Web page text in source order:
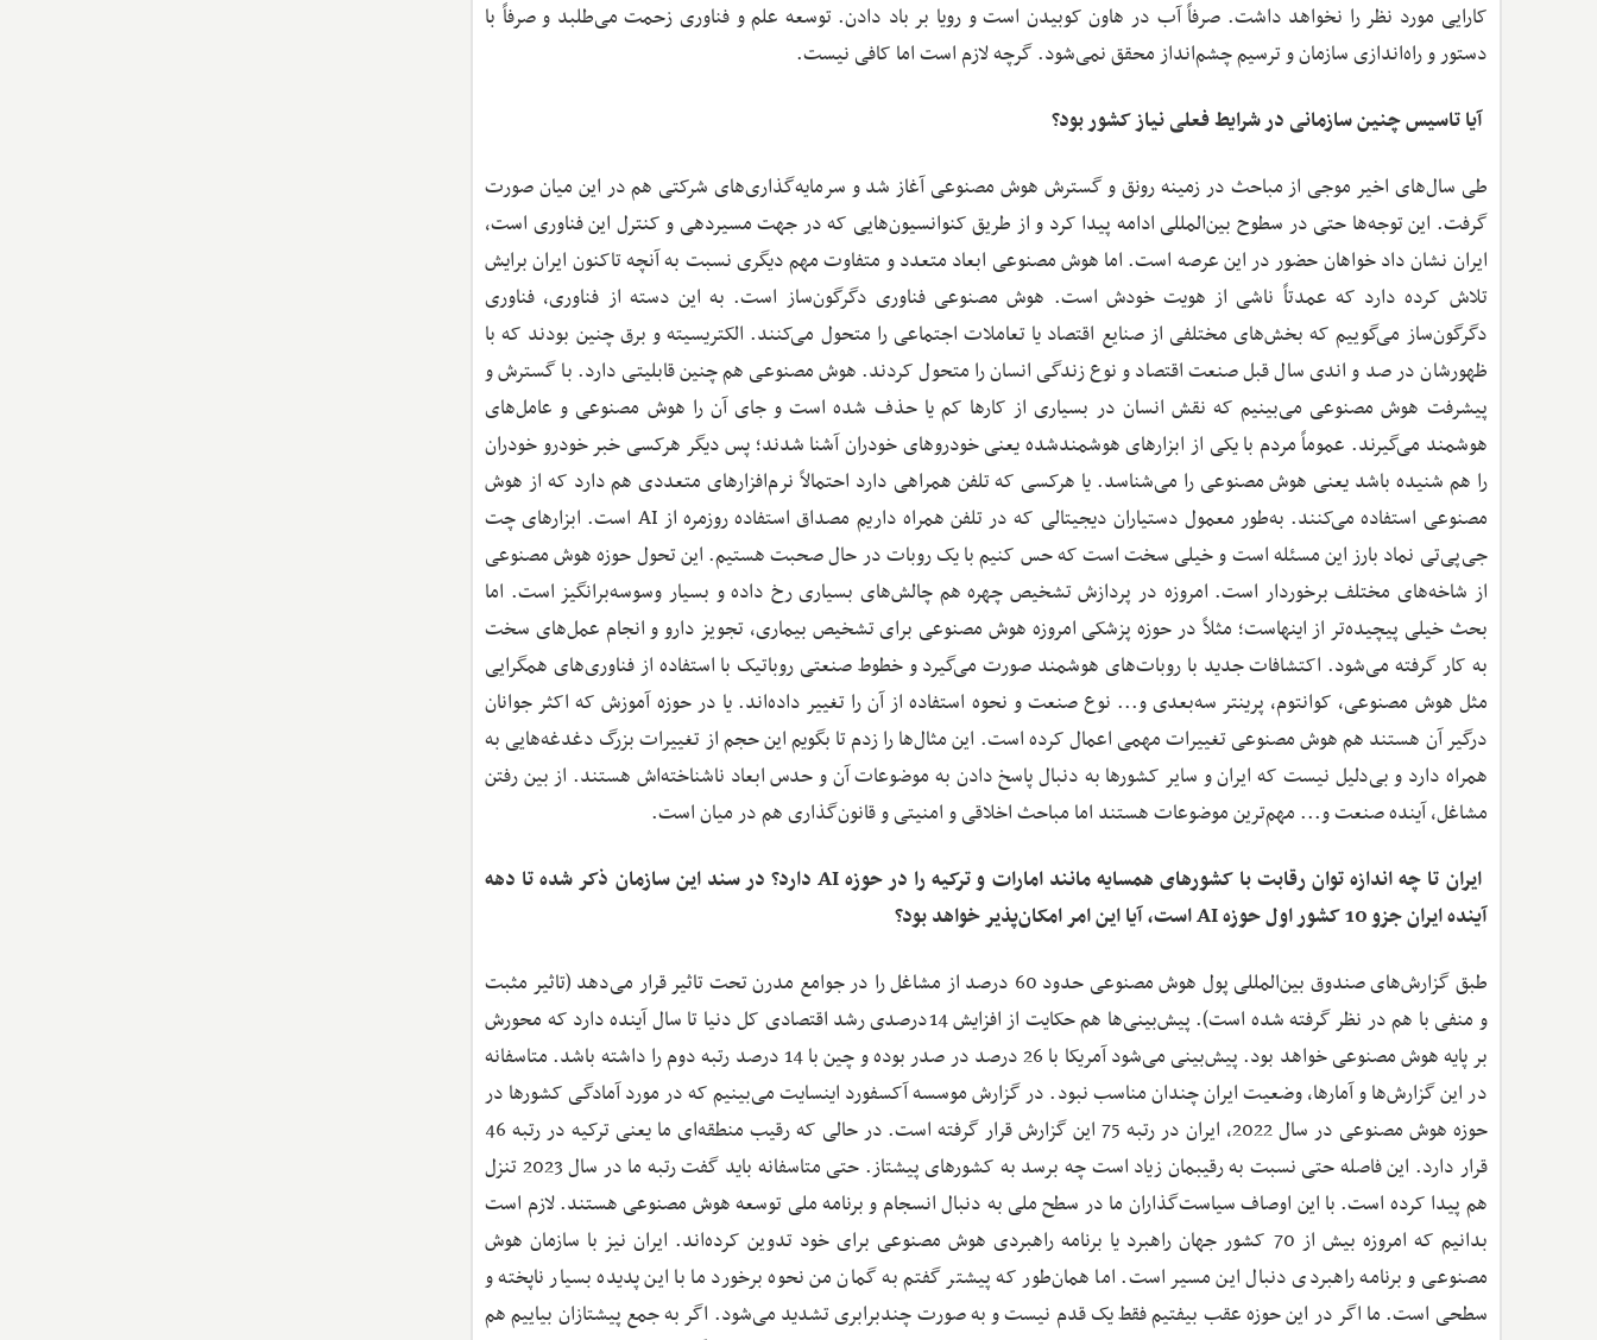
کارایی مورد نظر را نخواهد داشت. صرفاً آب در هاون کوبیدن است و رویا بر باد دادن. توسعه علم و فناوری زحمت می‌طلبد و صرفاً با
دستور و راه‌اندازی سازمان و ترسیم چشم‌انداز محقق نمی‌شود. گرچه لازم است اما کافی نیست.
‌ آیا تاسیس چنین سازمانی در شرایط فعلی نیاز کشور بود؟
طی سال‌های اخیر موجی از مباحث در زمینه رونق و گسترش هوش مصنوعی آغاز شد و سرمایه‌گذاری‌های شرکتی هم در این میان صورت
گرفت. این توجه‌ها حتی در سطوح بین‌المللی ادامه پیدا کرد و از طریق کنوانسیون‌هایی که در جهت مسیردهی و کنترل این فناوری است،
ایران نشان داد خواهان حضور در این عرصه است. اما هوش مصنوعی ابعاد متعدد و متفاوت مهم دیگری نسبت به آنچه تاکنون ایران برایش
تلاش کرده دارد که عمدتاً ناشی از هویت خودش است. هوش مصنوعی فناوری دگرگون‌ساز است. به این دسته از فناوری، فناوری
دگرگون‌ساز می‌گوییم که بخش‌های مختلفی از صنایع اقتصاد یا تعاملات اجتماعی را متحول می‌کنند. الکتریسیته و برق چنین بودند که با
ظهورشان در صد و اندی سال قبل صنعت اقتصاد و نوع زندگی انسان را متحول کردند. هوش مصنوعی هم چنین قابلیتی دارد. با گسترش و
پیشرفت هوش مصنوعی می‌بینیم که نقش انسان در بسیاری از کارها کم یا حذف شده است و جای آن را هوش مصنوعی و عامل‌های
هوشمند می‌گیرند. عموماً مردم با یکی از ابزارهای هوشمند‌شده یعنی خودروهای خودران آشنا شدند؛ پس دیگر هرکسی خبر خودرو خودران
را هم شنیده باشد یعنی هوش مصنوعی را می‌شناسد. یا هرکسی که تلفن همراهی دارد احتمالاً نرم‌افزارهای متعددی هم دارد که از هوش
مصنوعی استفاده می‌کنند. به‌طور معمول دستیاران دیجیتالی که در تلفن همراه داریم مصداق استفاده روزمره از AI است. ابزارهای چت
جی‌پی‌تی نماد بارز این مسئله است و خیلی سخت است که حس کنیم با یک روبات در حال صحبت هستیم. این تحول حوزه هوش مصنوعی
از شاخه‌های مختلف برخوردار است. امروزه در پردازش تشخیص چهره هم چالش‌های بسیاری رخ داده و بسیار وسوسه‌برانگیز است. اما
بحث خیلی پیچیده‌تر از اینهاست؛ مثلاً در حوزه پزشکی امروزه هوش مصنوعی برای تشخیص بیماری، تجویز دارو و انجام عمل‌های سخت
به کار گرفته می‌شود. اکتشافات جدید با روبات‌های هوشمند صورت می‌گیرد و خطوط صنعتی روباتیک با استفاده از فناوری‌های همگرایی
مثل هوش مصنوعی، کوانتوم، پرینتر سه‌بعدی و... نوع صنعت و نحوه استفاده از آن را تغییر داده‌اند. یا در حوزه آموزش که اکثر جوانان
درگیر آن هستند هم هوش مصنوعی تغییرات مهمی اعمال کرده است. این مثال‌ها را زدم تا بگویم این حجم از تغییرات بزرگ دغدغه‌هایی به
همراه دارد و بی‌دلیل نیست که ایران و سایر کشورها به دنبال پاسخ دادن به موضوعات آن و حدس ابعاد ناشناخته‌اش هستند. از بین رفتن
مشاغل، آینده صنعت و... مهم‌ترین موضوعات هستند اما مباحث اخلاقی و امنیتی و قانون‌گذاری هم در میان است.
‌ ایران تا چه اندازه توان رقابت با کشورهای همسایه مانند امارات و ترکیه را در حوزه AI دارد؟ در سند این سازمان ذکر شده تا دهه
آینده ایران جزو 10 کشور اول حوزه AI است، آیا این امر امکان‌پذیر خواهد بود؟
طبق گزارش‌های صندوق بین‌المللی پول هوش مصنوعی حدود 60 درصد از مشاغل را در جوامع مدرن تحت تاثیر قرار می‌دهد (تاثیر مثبت
و منفی با هم در نظر گرفته شده است). پیش‌بینی‌ها هم حکایت از افزایش 14درصدی رشد اقتصادی کل دنیا تا سال آینده دارد که محورش
بر پایه هوش مصنوعی خواهد بود. پیش‌بینی می‌شود آمریکا با 26 درصد در صدر بوده و چین با 14 درصد رتبه دوم را داشته باشد. متاسفانه
در این گزارش‌ها و آمارها، وضعیت ایران چندان مناسب نبود. در گزارش موسسه آکسفورد اینسایت می‌بینیم که در مورد آمادگی کشورها در
حوزه هوش مصنوعی در سال 2022، ایران در رتبه 75 این گزارش قرار گرفته است. در حالی که رقیب منطقه‌ای ما یعنی ترکیه در رتبه 46
قرار دارد. این فاصله حتی نسبت به رقیبمان زیاد است چه برسد به کشورهای پیشتاز. حتی متاسفانه باید گفت رتبه ما در سال 2023 تنزل
هم پیدا کرده است. با این اوصاف سیاست‌گذاران ما در سطح ملی به دنبال انسجام و برنامه ملی توسعه هوش مصنوعی هستند. لازم است
بدانیم که امروزه بیش از 70 کشور جهان راهبرد یا برنامه راهبردی هوش مصنوعی برای خود تدوین کرده‌اند. ایران نیز با سازمان هوش
مصنوعی و برنامه راهبردی دنبال این مسیر است. اما همان‌طور که پیشتر گفتم به گمان من نحوه برخورد ما با این پدیده بسیار ناپخته و
سطحی است. ما اگر در این حوزه عقب بیفتیم فقط یک قدم نیست و به صورت چندبرابری تشدید می‌شود. اگر به جمع پیشتازان بیاییم هم